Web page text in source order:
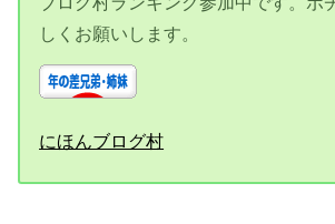
しくお願いします。
にほんブログ村